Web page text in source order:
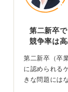
0
第二新卒
競争率は
第二新卒（卒
に認められる
きな問題には